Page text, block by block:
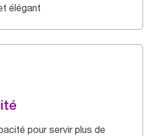
élégant
pour servir plus de